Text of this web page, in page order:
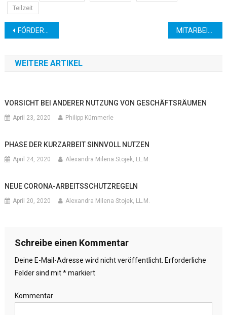
Teilzeit
Beitragsnavigation
FÖRDERBEDINGUNGEN FÜR CORONA-SOFORTHILFE BADEN-WÜRTTEMBERG GELOCKERT MITARBEITER IN QUARANTÄNE – MUSS DER ARBEITGEBER LOHN ZAHLEN?
WEITERE ARTIKEL
VORSICHT BEI ANDERER NUTZUNG VON GESCHÄFTSRÄUMEN
April 23, 2020 Philipp Kümmerle
PHASE DER KURZARBEIT SINNVOLL NUTZEN
April 24, 2020 Alexandra Milena Stojek, LL.M.
NEUE CORONA-ARBEITSSCHUTZREGELN
April 20, 2020 Alexandra Milena Stojek, LL.M.
Schreibe einen Kommentar
Deine E-Mail-Adresse wird nicht veröffentlicht. Erforderliche
Felder sind mit*markiert
Kommentar